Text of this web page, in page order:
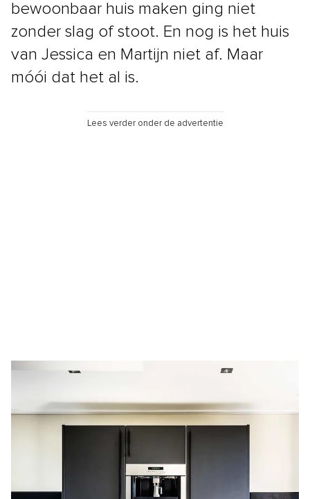
bewoonbaar huis maken ging niet
zonder slag of stoot. En nog is het huis
van Jessica en Martijn niet af. Maar
móói dat het al is.
Lees verder onder de advertentie